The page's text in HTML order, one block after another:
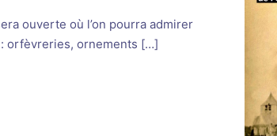
ouverte où l’on pourra admirer
orfèvreries, ornements […]